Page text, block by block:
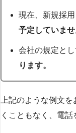
現在、新規採
予定していませ
会社の規定とし
ります。
上記のような例文
くこともなく、電話